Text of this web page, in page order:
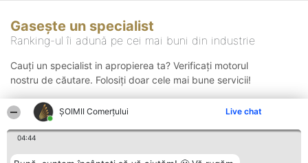
ȘOIMII Comerțului Live chat
04:44
Gasește un specialist
Ranking-ul îi adună pe cei mai buni din industrie
Cauți un specialist in apropierea ta? Verificați motorul
nostru de căutare. Folosiți doar cele mai bune servicii!